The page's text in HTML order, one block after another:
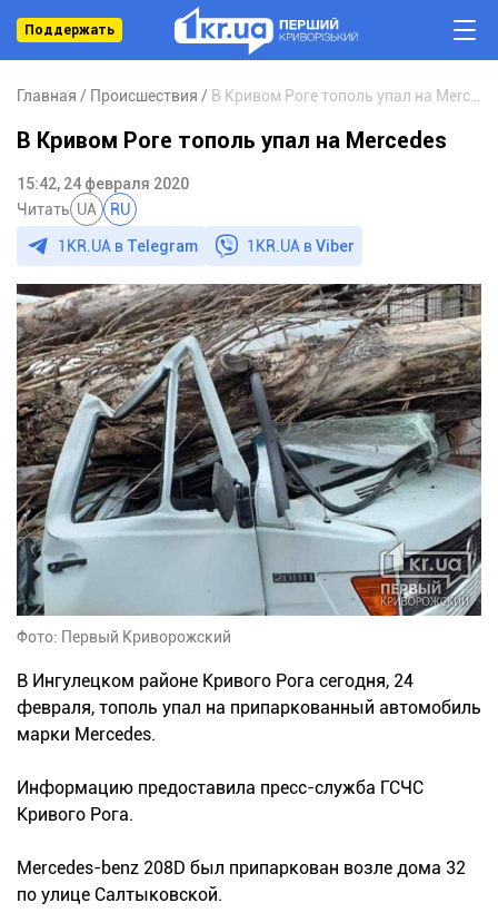
Поддержать
Главная Происшествия
В Кривом Роге тополь упал на Mercedes
15:42, 24 февраля 2020
Читать UA RU
1KR.UA в Telegram 1KR.UA вViber
Фото: Первый Криворожский
В Ингулецком районе Кривого Рога сегодня, 24
февраля, тополь упал на припаркованный автомобиль
марки Mercedes.
Информацию предоставила пресс-служба ГСЧС
Кривого Рога.
Mercedes-benz 208D был припаркован возле дома 32
по улице Салтыковской.